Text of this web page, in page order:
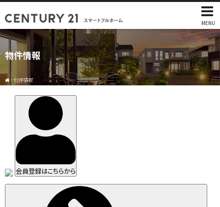
MENU
物件情報
>物件情報
会員登録はこちらから